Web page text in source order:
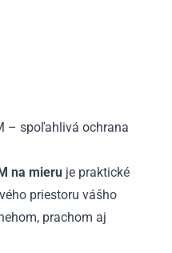
– spoľahlivá ochrana
na mieru je praktické
priestoru vášho
prachom aj